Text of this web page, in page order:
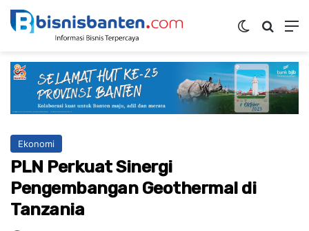
Switch skin
Ekonomi
PLN Perkuat Sinergi
Pengembangan Geothermal di
Tanzania